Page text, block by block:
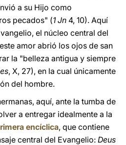
a su Hijo como
pecados" (1 Jn 4, 10). Aquí
el núcleo central del
amor abrió los ojos de san
la "belleza antigua y siempre
, X, 27), en la cual únicamente
del hombre.
aquí, ante la tumba de
a entregar idealmente a la
encíclica, que contiene
central del Evangelio:Deus